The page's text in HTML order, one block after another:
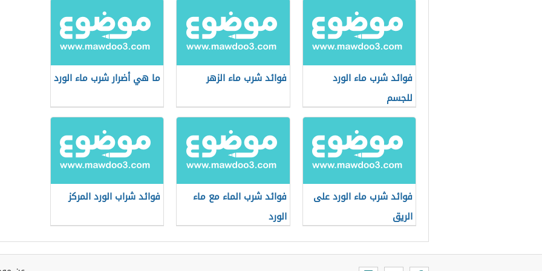
فوائد شرب ماء الورد
للجسم
فوائد شرب ماء الزهر ما هي أضرار شرب ماء الورد
فوائد شرب ماء الورد على
الريق
فوائد شرب الماء مع ماء
الورد
فوائد شراب الورد المركز